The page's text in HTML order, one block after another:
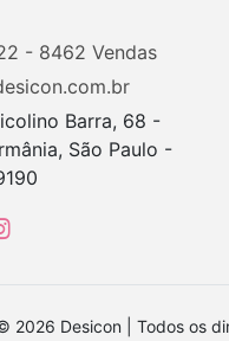
- 8462
Barra, 68 -
São Paulo -
2026 Desicon | Todos os